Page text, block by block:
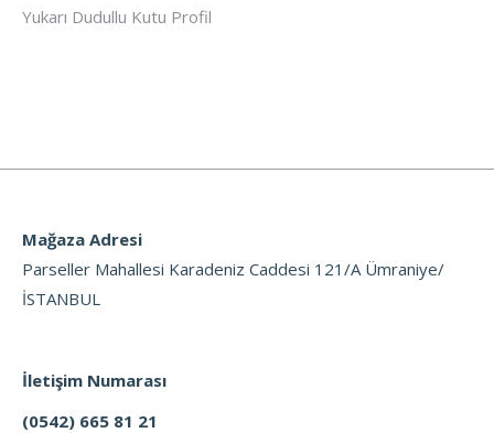
Yukarı Dudullu Kutu Profil
Mağaza Adresi
Parseller Mahallesi Karadeniz Caddesi 121/A Ümraniye/
İSTANBUL
İletişim Numarası
(0542) 665 81 21